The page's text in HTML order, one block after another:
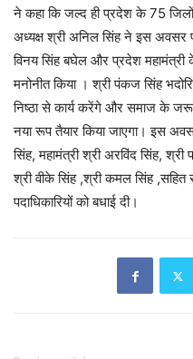
ने कहा कि जल्द ही प्रदेश के 75
अध्यक्ष श्री अनिल सिंह ने इस अवसर
विनय सिंह बघेल और प्रदेश महामंत्री
मनोनीत किया । श्री पंकज सिंह
निष्ठा से कार्य करेंगे और समाज के
नया रूप तैयार किया जाएगा। इस
सिंह, महामंत्री श्री अरविंद सिंह,
श्री वीके सिंह ,श्री कमल सिंह
पदाधिकारियों को बधाई दी।